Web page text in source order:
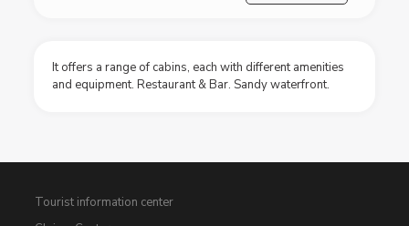
It offers a range of cabins, each with different amenities
and equipment. Restaurant & Bar. Sandy waterfront.
Tourist information center